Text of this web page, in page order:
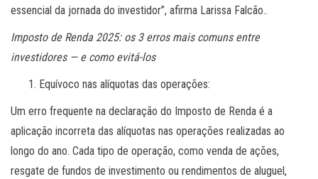
essencial da jornada do investidor”, afirma Larissa Falcão..
Imposto de Renda 2025: os 3 erros mais comuns entre
investidores — e como evitá-los
Equívoco nas alíquotas das operações:
Um erro frequente na declaração do Imposto de Renda é a
aplicação incorreta das alíquotas nas operações realizadas ao
longo do ano. Cada tipo de operação, como venda de ações,
resgate de fundos de investimento ou rendimentos de aluguel,